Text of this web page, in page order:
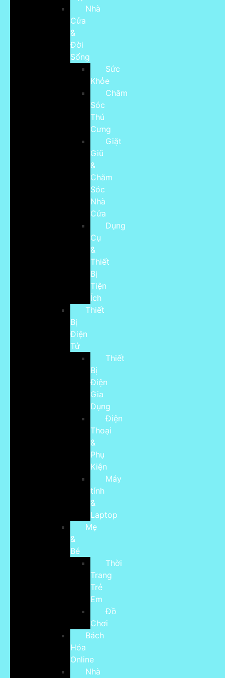
Nhà
Cửa
&
Đời
Sống
Sức
Khỏe
Chăm
Sóc
Thú
Cưng
Giặt
Giũ
&
Chăm
Sóc
Nhà
Cửa
Dụng
Cụ
&
Thiết
Bị
Tiện
Ích
Thiết
Bị
Điện
Tử
Thiết
Bị
Điện
Gia
Dụng
Điện
Thoại
&
Phụ
Kiện
Máy
tính
&
Laptop
Mẹ
&
Bé
Thời
Trang
Trẻ
Em
Đồ
Chơi
Bách
Hóa
Online
Nhà